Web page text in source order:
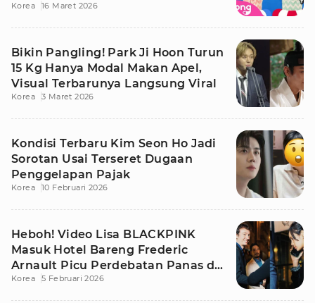
Korea 16 Maret 2026
Bikin Pangling! Park Ji Hoon Turun
15 Kg Hanya Modal Makan Apel,
Visual Terbarunya Langsung Viral
Korea 3 Maret 2026
Kondisi Terbaru Kim Seon Ho Jadi
Sorotan Usai Terseret Dugaan
Penggelapan Pajak
Korea 10 Februari 2026
Heboh! Video Lisa BLACKPINK
Masuk Hotel Bareng Frederic
Arnault Picu Perdebatan Panas di
Medsos
Korea 5 Februari 2026